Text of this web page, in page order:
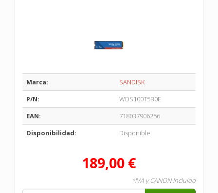
Marca:
SANDISK
P/N:
WDS100T5B0E
EAN:
718037906256
Disponibilidad:
Disponible
189,00 €
*IVA y CANON Incluido